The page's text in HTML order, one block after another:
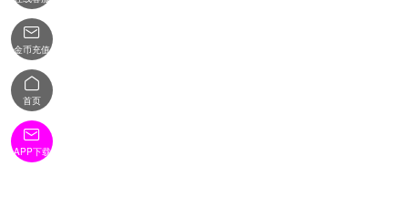

金币充值

首页

APP下载